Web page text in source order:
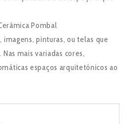
Pombal
pinturas, ou telas que
mais variadas cores,
espaços arquitetónicos ao